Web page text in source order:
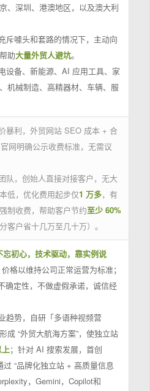
、深圳、港澳地区，以及澳大利
斥噱头和套路的情况下，主动向
助大量外贸人避坑。
设备、新能源、AI 应用工具、家
机械制造、高精器材、车辆、服
暴利，外贸网站 SEO 成本 + 合
网明确公示收费标准，无需议
队，创始人直接对接客户，无大
低，优化费用起步仅1 万多，有
制收费，帮助客户节约至少 60%
客户省十几万至几十万）。
忘初心，技术驱动，靠实例说
格以维持公司正常运营为标准；
确定性，不做虚假承诺，诚信经
趋势，自研「多语种视频营
成 “外贸大航海方案”，使独立站
；针对 AI 搜索发展，首创
“品牌化独立站 + 高质量信息
，Gemini，Copilot和